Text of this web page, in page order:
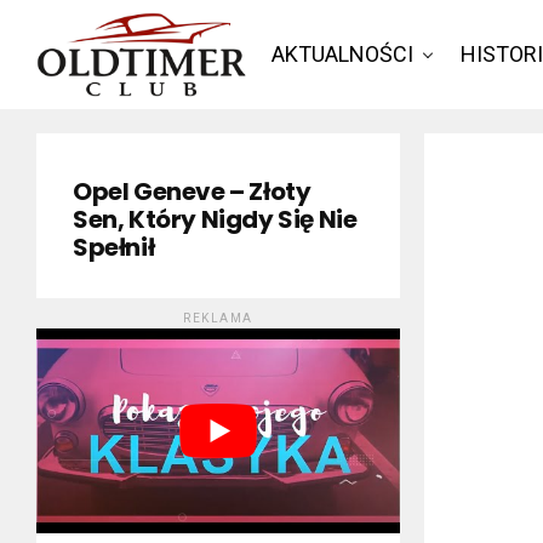
AKTUALNOŚCI
Opel Geneve – Złoty
Sen, Który Nigdy Się Nie
Spełnił
REKLAMA